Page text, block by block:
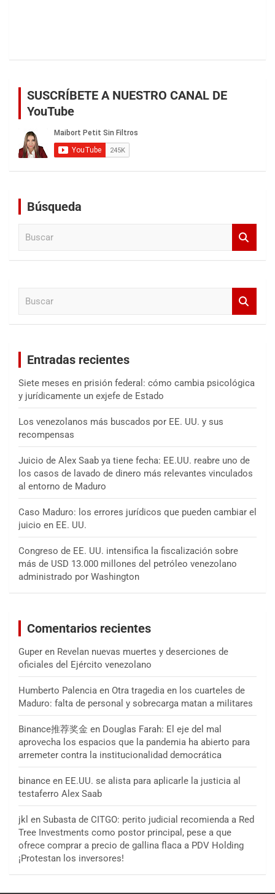
SUSCRÍBETE A NUESTRO CANAL DE
YouTube
Búsqueda
Entradas recientes
Siete meses en prisión federal: cómo cambia psicológica
y jurídicamente un exjefe de Estado
Los venezolanos más buscados por EE. UU. y sus
recompensas
Juicio de Alex Saab ya tiene fecha: EE.UU. reabre uno de
los casos de lavado de dinero más relevantes vinculados
al entorno de Maduro
Caso Maduro: los errores jurídicos que pueden cambiar el
juicio en EE. UU.
Congreso de EE. UU. intensifica la fiscalización sobre
más de USD 13.000 millones del petróleo venezolano
administrado por Washington
Comentarios recientes
Guper en Revelan nuevas muertes y deserciones de
oficiales del Ejército venezolano
Humberto Palencia en Otra tragedia en los cuarteles de
Maduro: falta de personal y sobrecarga matan a militares
Binance推荐奖金 en Douglas Farah: El eje del mal
aprovecha los espacios que la pandemia ha abierto para
arremeter contra la institucionalidad democrática
binance en EE.UU. se alista para aplicarle la justicia al
testaferro Alex Saab
jkl en Subasta de CITGO: perito judicial recomienda a Red
Tree Investments como postor principal, pese a que
ofrece comprar a precio de gallina flaca a PDV Holding
¡Protestan los inversores!